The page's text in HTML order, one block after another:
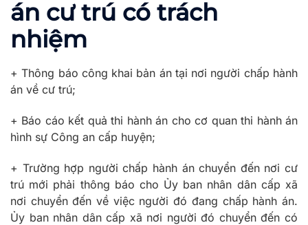
án cư trú có trách
nhiệm
+ Thông báo công khai bản án tại nơi người chấp hành
án về cư trú;
+ Báo cáo kết quả thi hành án cho cơ quan thi hành án
hình sự Công an cấp huyện;
+ Trường hợp người chấp hành án chuyển đến nơi cư
trú mới phải thông báo cho Ủy ban nhân dân cấp xã
nơi chuyển đến về việc người đó đang chấp hành án.
Ủy ban nhân dân cấp xã nơi người đó chuyển đến có